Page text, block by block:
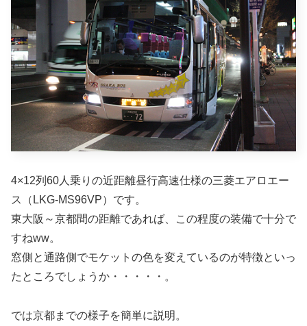
4×12列60人乗りの近距離昼行高速仕様の三菱エアロエー
ス（LKG-MS96VP）です。
東大阪～京都間の距離であれば、この程度の装備で十分で
すねww。
窓側と通路側でモケットの色を変えているのが特徴といっ
たところでしょうか・・・・・。
では京都までの様子を簡単に説明。